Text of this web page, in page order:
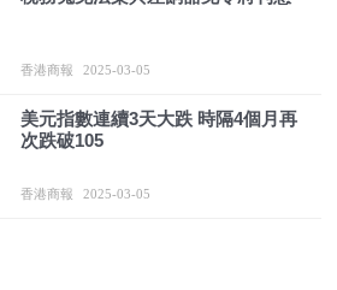
香港商報 2025-03-05
美元指數連續3天大跌 時隔4個月再
次跌破105
香港商報 2025-03-05